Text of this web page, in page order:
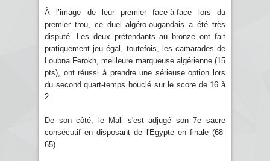
À l’image de leur premier face-à-face lors du
premier trou, ce duel algéro-ougandais a été très
disputé. Les deux prétendants au bronze ont fait
pratiquement jeu égal, toutefois, les camarades de
Loubna Ferokh, meilleure marqueuse algérienne (15
pts), ont réussi à prendre une sérieuse option lors
du second quart-temps bouclé sur le score de 16 à
2.
De son côté, le Mali s'est adjugé son 7e sacre
consécutif en disposant de l'Egypte en finale (68-
65).